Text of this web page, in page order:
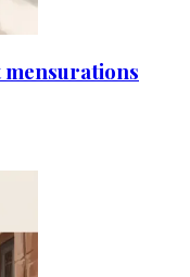
mensurations